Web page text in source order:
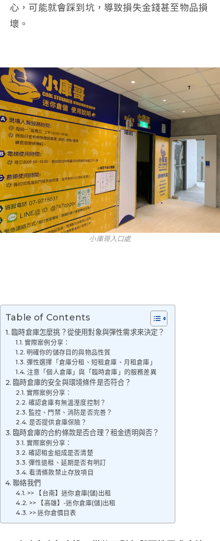
心，可能就會踩到坑，導致損失金錢甚至物品損
壞。
小庫哥入口處
Table of Contents
臨時倉庫怎麼挑？從使用對象與彈性需求來決定？
實際案例分享：
明確你的儲存目的與物品性質
彈性選擇「倉庫分租、短租倉庫、月租倉庫」
注意「個人倉庫」與「臨時倉庫」的服務差異
臨時倉庫的安全與環境條件是否符合？
實際案例分享：
確認倉庫有無溫溼度控制？
監控、門禁、消防是否完善？
是否提供倉庫保險？
臨時倉庫的合約條款是否合理？租金透明與否？
實際案例分享：
確認租金組成是否清楚
彈性退租、延期是否有明訂
看清條款禁止存放項目
聯絡我們
>> 【台南】迷你倉庫(儲)出租
>> 【高雄】-迷你倉庫(儲)出租
>> 迷你倉價目表